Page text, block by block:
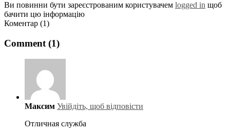
Ви повинни бути зареєстрованим користувачем logged in щоб
бачити цю інформацію
Коментар (1)
Comment (1)
Максим Увійдіть, щоб відповісти
Отличная служба